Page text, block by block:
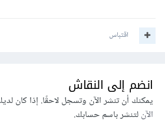
اقتباس
انضم إلى النقاش
يمكنك أن تنشر الآن وتسجل لاحقًا. إذا كان
الآنلتنشر باسم حسابك.